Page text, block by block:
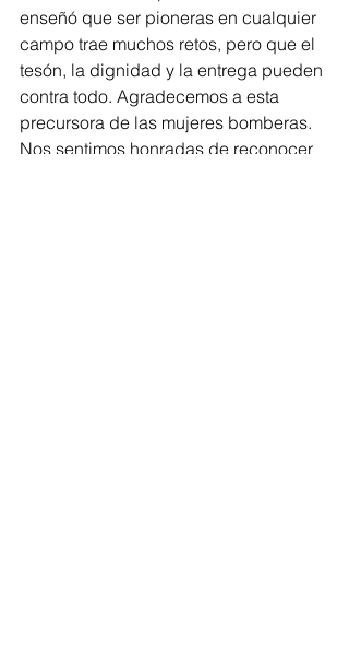
enseñó que ser pioneras en cualquier
campo trae muchos retos, pero que el
tesón, la dignidad y la entrega pueden
contra todo. Agradecemos a esta
precursora de las mujeres bomberas.
Nos sentimos honradas de reconocer